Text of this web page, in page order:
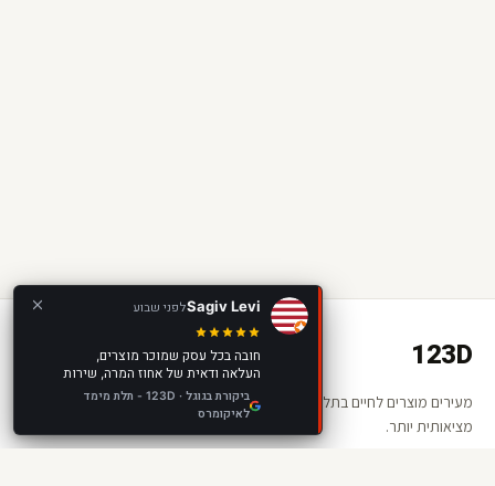
123D
מעירים מוצרים לחיים בתלת מימד ומציאות רבודה. החנות שלכם —
מציאותית יותר.
Sagiv Leviלפני שבוע
חובה בכל עסק שמוכר מוצרים,
העלאה ודאית של אחוז המרה, שירות
מצוין, מוצר מצוין, מומלץ בחום!
ביקורת בגוגל · 123D - תלת מימד
לאיקומרס